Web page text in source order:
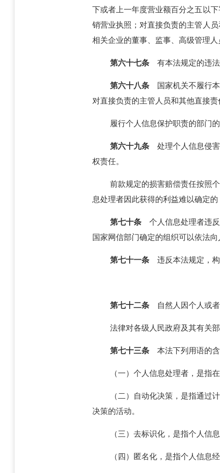
下或者上一年度营业额百分之五以
销营业执照；对直接负责的主管人
相关企业的董事、监事、高级管理
第六十七条有本法规定的违法
第六十八条国家机关不履行本
对直接负责的主管人员和其他直接
履行个人信息保护职责的部门
第六十九条处理个人信息侵害
权责任。
前款规定的损害赔偿责任按照
息处理者因此获得的利益难以确定
第七十条个人信息处理者违反
国家网信部门确定的组织可以依法
第七十一条违反本法规定，构
第七十二条自然人因个人或者
法律对各级人民政府及其有关
第七十三条本法下列用语的含
（一）个人信息处理者，是指
（二）自动化决策，是指通过
决策的活动。
（三）去标识化，是指个人信
（四）匿名化，是指个人信息